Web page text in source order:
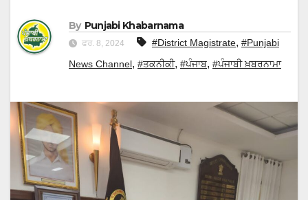
By Punjabi Khabarnama
ਫਰ. 8, 2024 #District Magistrate, #Punjabi
News Channel, #ਤਕਨੀਕੀ, #ਪੰਜਾਬ, #ਪੰਜਾਬੀ ਖ਼ਬਰਨਾਮਾ